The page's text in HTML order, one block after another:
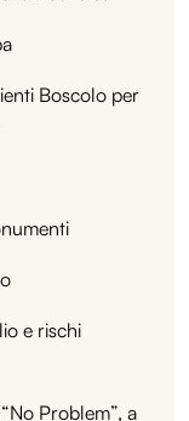
Boscolo per
e rischi
Problem”, a